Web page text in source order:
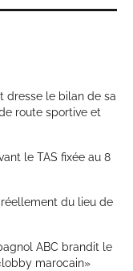
dresse le bilan de sa
route sportive et
le TAS fixée au 8
du lieu de
ABC brandit le
marocain»